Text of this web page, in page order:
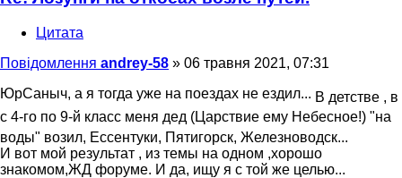
Цитата
Повідомлення andrey-58 » 06 травня 2021, 07:31
ЮрСаныч, а я тогда уже на поездах не ездил... В детстве , в
с 4-го по 9-й класс меня дед (Царствие ему Небесное!) "на
воды" возил, Ессентуки, Пятигорск, Железноводск...
И вот мой результат , из темы на одном ,хорошо
знакомом,ЖД форуме. И да, ищу я с той же целью...